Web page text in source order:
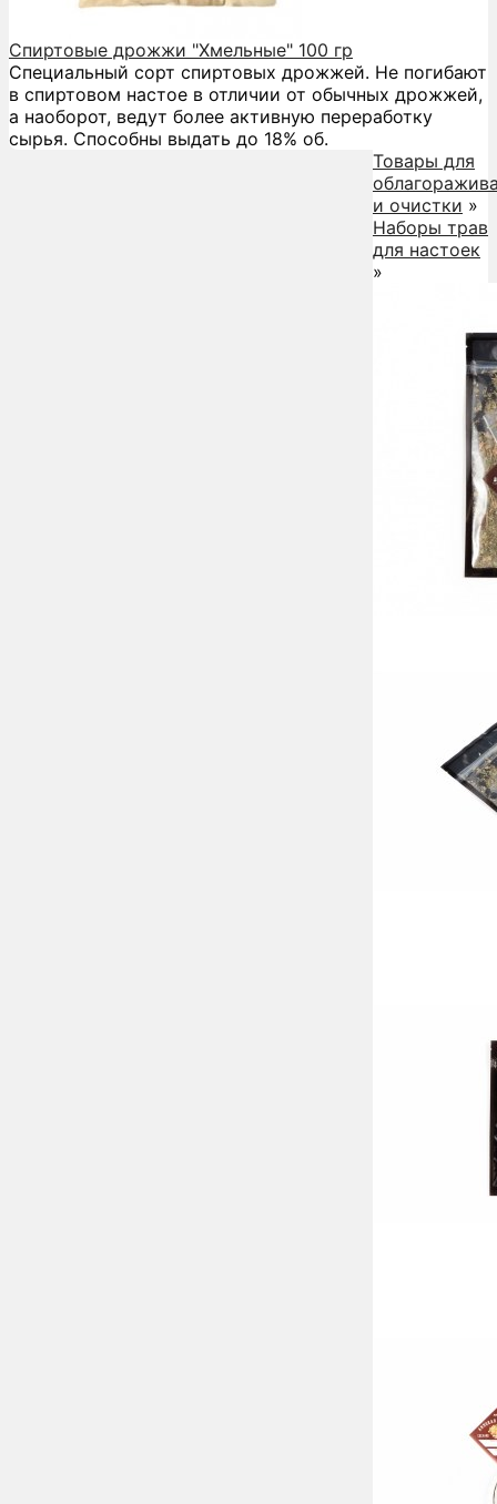
Спиртовые дрожжи "Хмельные" 100 гр
Специальный сорт спиртовых дрожжей. Не погибают
в спиртовом настое в отличии от обычных дрожжей,
а наоборот, ведут более активную переработку
сырья. Способны выдать до 18% об.
Товары для
и очистки »
Наборы трав
для настоек
»